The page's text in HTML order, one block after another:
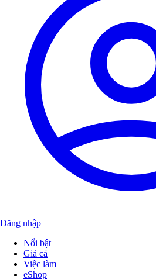
Đăng nhập
Nổi bật
Giá cả
Việc làm
eShop